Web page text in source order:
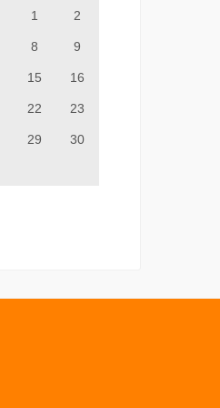
1 2
8 9
15 16
22 23
29 30